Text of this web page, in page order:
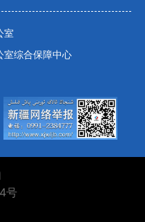
室
室综合保障中心
号